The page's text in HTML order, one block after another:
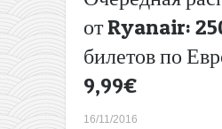
от Ryanair:
билетов по
9,99€
16/11/2016